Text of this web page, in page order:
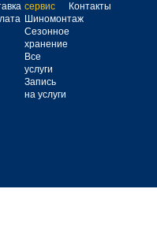
сервис
Шиномонтаж
Сезонное
хранение
Все
услуги
Запись
на услуги
Контакты